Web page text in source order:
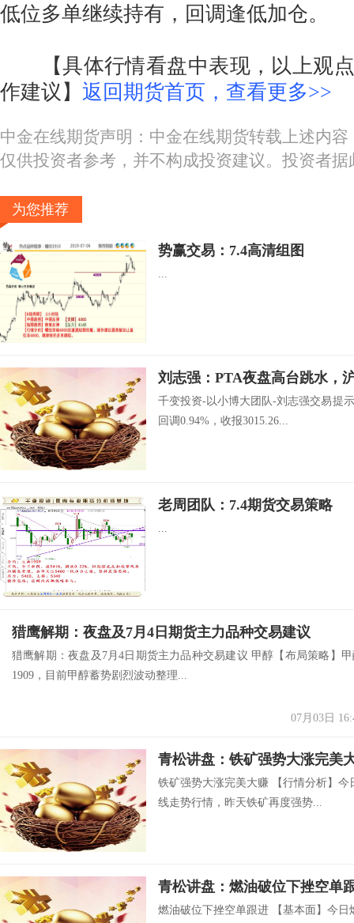
低位多单继续持有，回调逢低加仓。
【具体行情看盘中表现，以上观点
作建议】 返回期货首页，查看更多>>
中金在线期货声明：中金在线期货转载上述内
仅供投资者参考，并不构成投资建议。投资者
为您推荐
势赢交易：7.4高清组图
...
刘志强：PTA夜盘高台跳水，
千变投资-以小博大团队-刘志强交易提
回调0.94%，收报3015.26...
老周团队：7.4期货交易策略
...
猎鹰解期：夜盘及7月4日期货主力品种交易建议
猎鹰解期：夜盘及7月4日期货主力品种交易建议 甲醇【布局策略】
1909，目前甲醇蓄势剧烈波动整理...
07月03日
青松讲盘：铁矿强势大涨完美
铁矿强势大涨完美大赚 【行情分析】今
线走势行情，昨天铁矿再度强势...
青松讲盘：燃油破位下挫空单
燃油破位下挫空单跟进 【基本面】今日